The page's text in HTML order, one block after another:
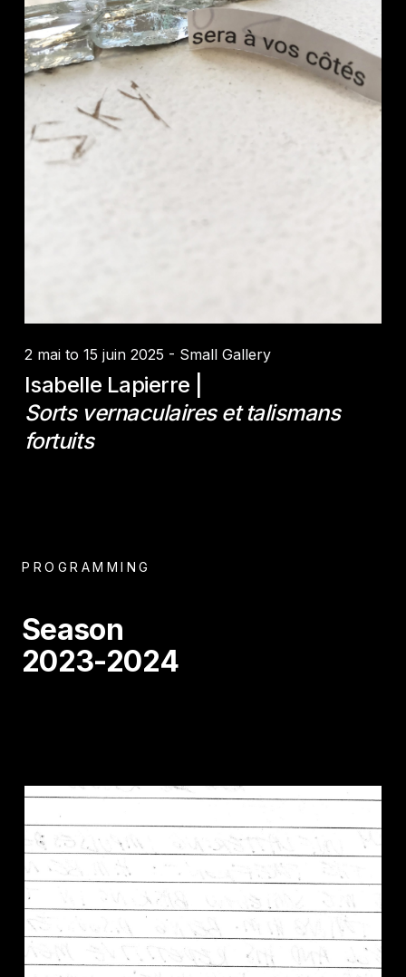
2 mai to 15 juin 2025 - Small Gallery
Isabelle Lapierre |
Sorts vernaculaires et talismans
fortuits
PROGRAMMING
Season
2023-2024